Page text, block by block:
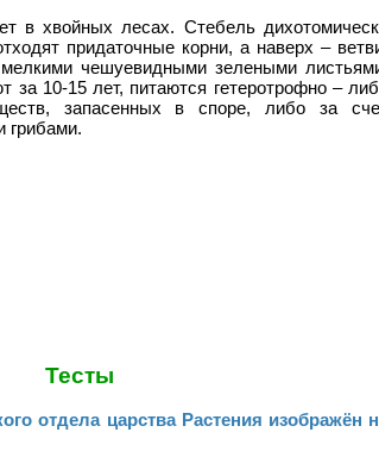
в хвойных лесах. Стебель
придаточные корни, а наверх –
чешуевидными зелеными
за 10-15 лет, питаются гетеротрофно –
запасенных в споре, либо за
грибами.
Тесты
отдела царства Растения изображён